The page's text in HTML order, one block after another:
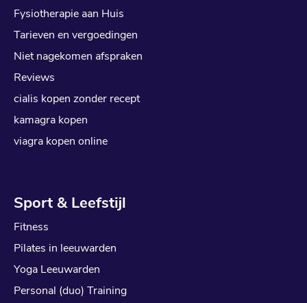
Fysiotherapie aan Huis
Tarieven en vergoedingen
Niet nagekomen afspraken
Reviews
cialis kopen zonder recept
kamagra kopen
viagra kopen online
Sport & Leefstijl
Fitness
Pilates in leeuwarden
Yoga Leeuwarden
Personal (duo) Training